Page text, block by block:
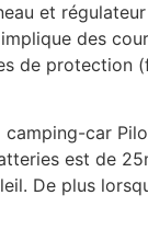
et
des
de
car
est de
De plus